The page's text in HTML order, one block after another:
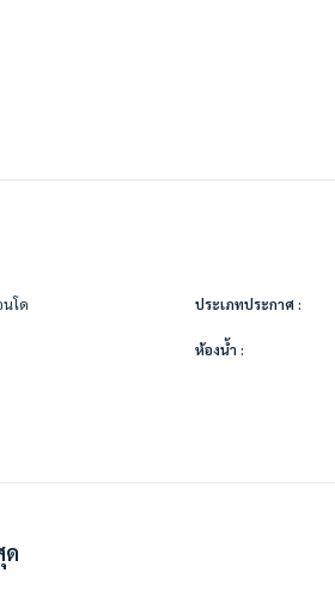
นโด ประเภทประกาศ :
ห้องน้ำ :
ด